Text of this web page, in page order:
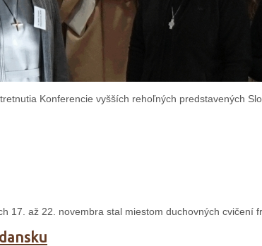
Konferencie vyšších rehoľných predstavených
17. až 22. novembra stal miestom duchovných cvičení